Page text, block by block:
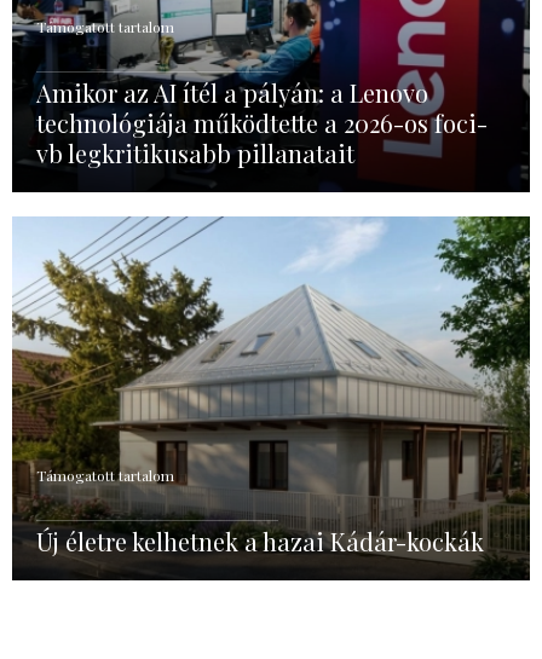
Támogatott tartalom
Amikor az AI ítél a pályán: a Lenovo
technológiája működtette a 2026-os foci-
vb legkritikusabb pillanatait
Támogatott tartalom
Új életre kelhetnek a hazai Kádár-kockák